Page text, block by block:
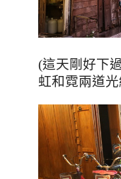
(這天剛好下
虹和霓兩道